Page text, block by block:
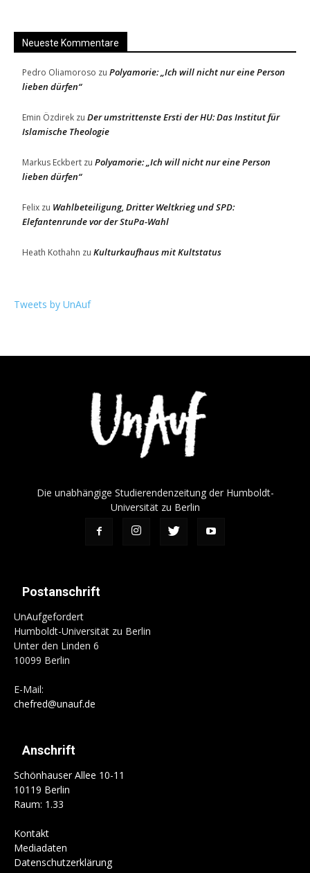
Neueste Kommentare
Pedro Oliamoroso zu Polyamorie: „Ich will nicht nur eine Person
lieben dürfen“
Emin Özdirek zu Der umstrittenste Ersti der HU: Das Institut für
Islamische Theologie
Markus Eckbert zu Polyamorie: „Ich will nicht nur eine Person
lieben dürfen“
Felix zu Wahlbeteiligung, Dritter Weltkrieg und SPD:
Elefantenrunde vor der StuPa-Wahl
Heath Kothahn zu Kulturkaufhaus mit Kultstatus
Tweets by UnAuf
Die unabhängige Studierendenzeitung der Humboldt-
Universität zu Berlin
Postanschrift
UnAufgefordert
Humboldt-Universität zu Berlin
Unter den Linden 6
10099 Berlin
E-Mail:
chefred@unauf.de
Anschrift
Schönhauser Allee 10-11
10119 Berlin
Raum: 1.33
Kontakt
Mediadaten
Datenschutzerklärung